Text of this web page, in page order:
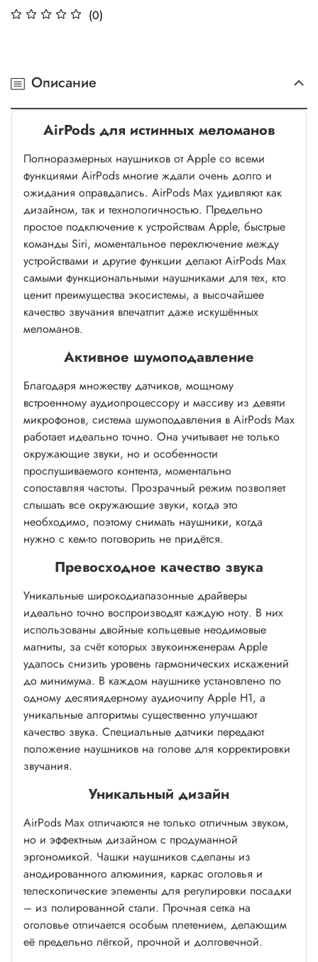
(0)
Описание
AirPods для истинных меломанов
Полноразмерных наушников от Apple со всеми
функциями AirPods многие ждали очень долго и
ожидания оправдались. AirPods Max удивляют как
дизайном, так и технологичностью. Предельно
простое подключение к устройствам Apple, быстрые
команды Siri, моментальное переключение между
устройствами и другие функции делают AirPods Max
самыми функциональными наушниками для тех, кто
ценит преимущества экосистемы, а высочайшее
качество звучания впечатлит даже искушённых
меломанов.
Активное шумоподавление
Благодаря множеству датчиков, мощному
встроенному аудиопроцессору и массиву из девяти
микрофонов, система шумоподавления в AirPods Max
работает идеально точно. Она учитывает не только
окружающие звуки, но и особенности
прослушиваемого контента, моментально
сопоставляя частоты. Прозрачный режим позволяет
слышать все окружающие звуки, когда это
необходимо, поэтому снимать наушники, когда
нужно с кем-то поговорить не придётся.
Превосходное качество звука
Уникальные широкодиапазонные драйверы
идеально точно воспроизводят каждую ноту. В них
использованы двойные кольцевые неодимовые
магниты, за счёт которых звукоинженерам Apple
удалось снизить уровень гармонических искажений
до минимума. В каждом наушнике установлено по
одному десятиядерному аудиочипу Apple H1, а
уникальные алгоритмы существенно улучшают
качество звука. Специальные датчики передают
положение наушников на голове для корректировки
звучания.
Уникальный дизайн
AirPods Max отличаются не только отличным звуком,
но и эффектным дизайном с продуманной
эргономикой. Чашки наушников сделаны из
анодированного алюминия, каркас оголовья и
телескопические элементы для регулировки посадки
– из полированной стали. Прочная сетка на
оголовье отличается особым плетением, делающим
её предельно лёгкой, прочной и долговечной.